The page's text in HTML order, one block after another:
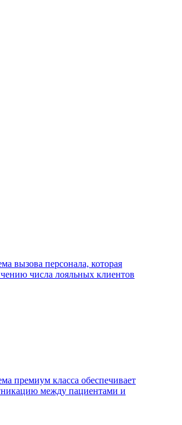
вызова персонала, которая
числа лояльных клиентов
премиум класса обеспечивает
между пациентами и